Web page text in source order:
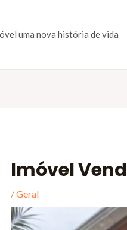
uma nova história de vida
Imóvel
/Geral